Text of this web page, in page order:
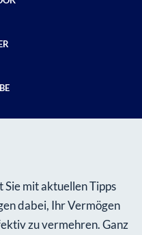
mit aktuellen Tipps
dabei, Ihr Vermögen
zu vermehren. Ganz